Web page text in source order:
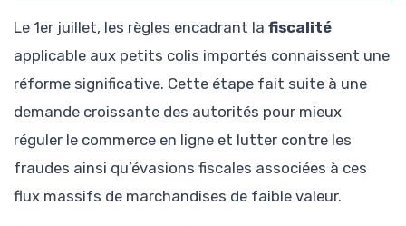
Le 1er juillet, les règles encadrant la fiscalité
applicable aux petits colis importés connaissent une
réforme significative. Cette étape fait suite à une
demande croissante des autorités pour mieux
réguler le commerce en ligne et lutter contre les
fraudes ainsi qu’évasions fiscales associées à ces
flux massifs de marchandises de faible valeur.